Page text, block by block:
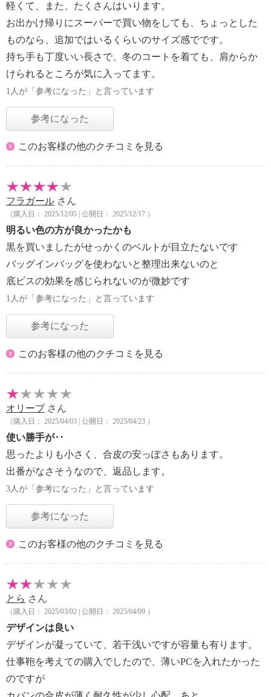
軽くて、また、たくさんはいります。
お出かけ帰りにスーパーで買い物をしても、ちょっとした
ものなら、追加ではいるくらいのサイズ感でです。
持ち手も丁度いい長さで、冬のコートを着ても、肩からか
けられるところが気に入ってます。
1人が「参考になった」と言っています
参考になった
このお客様の他のクチコミを見る
フラガール さん
（購入日： 2025/12/05 | 公開日： 2025/12/17 ）
明るい色の方が良かったかも
黒を買いましたがせっかくのベルトが目立たないです
バッグインバッグを使わないと整理出来ないのと
底ビスの効果を感じられないのが微妙です
1人が「参考になった」と言っています
参考になった
このお客様の他のクチコミを見る
オリーブ さん
（購入日： 2025/04/03 | 公開日： 2025/04/23 ）
使い勝手が‥
思ったよりも小さく、合皮の安っぽさもあります。
出番がなさそうなので、返品します。
3人が「参考になった」と言っています
参考になった
このお客様の他のクチコミを見る
とら さん
（購入日： 2025/03/02 | 公開日： 2025/04/09 ）
デザインは良い
デザインが凝っていて、若干浅いですが容量も有ります。
仕事鞄を考えての購入でしたので、薄いPCを入れたかった
のですが